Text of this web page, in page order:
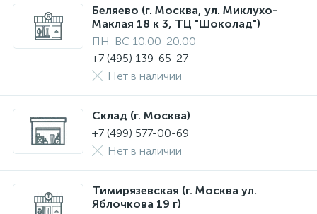
Беляево (г. Москва, ул. Миклухо-
Маклая 18 к 3, ТЦ "Шоколад")
ПН-ВС 10:00-20:00
+7 (495) 139-65-27
Нет в наличии
Склад (г. Москва)
+7 (499) 577-00-69
Нет в наличии
Тимирязевская (г. Москва ул.
Яблочкова 19 г)